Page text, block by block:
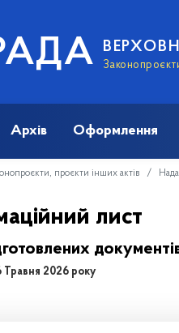
Архів Оформлення
проєкти інших актів
лист
Травня 2026 року